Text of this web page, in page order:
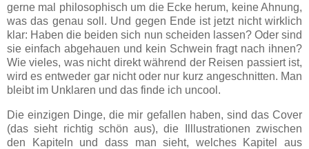
gerne mal philosophisch um die Ecke herum, keine Ahnung,
was das genau soll. Und gegen Ende ist jetzt nicht wirklich
klar: Haben die beiden sich nun scheiden lassen? Oder sind
sie einfach abgehauen und kein Schwein fragt nach ihnen?
Wie vieles, was nicht direkt während der Reisen passiert ist,
wird es entweder gar nicht oder nur kurz angeschnitten. Man
bleibt im Unklaren und das finde ich uncool.
Die einzigen Dinge, die mir gefallen haben, sind das Cover
(das sieht richtig schön aus), die Illlustrationen zwischen
den Kapiteln und dass man sieht, welches Kapitel aus